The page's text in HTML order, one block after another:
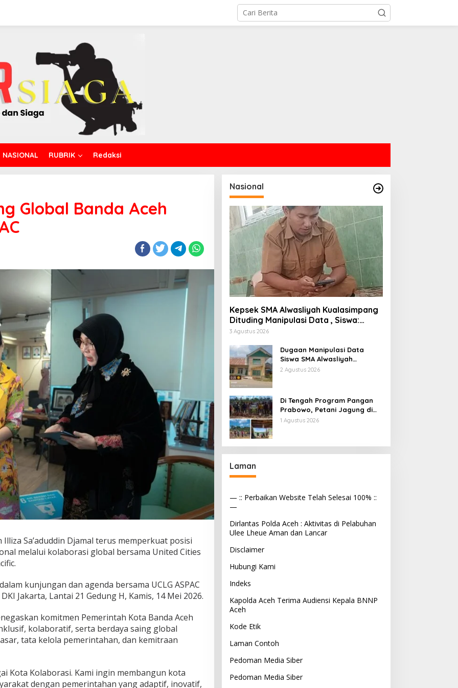
NASIONAL RUBRIK Redaksi
Global Banda Aceh
Illiza Sa’aduddin Djamal terus memperkuat posisi
melalui kolaborasi global bersama United Cities
kunjungan dan agenda bersama UCLG ASPAC
Jakarta, Lantai 21 Gedung H, Kamis, 14 Mei 2026.
komitmen Pemerintah Kota Banda Aceh
kolaboratif, serta berdaya saing global
tata kelola pemerintahan, dan kemitraan
Kota Kolaborasi. Kami ingin membangun kota
dengan pemerintahan yang adaptif, inovatif,
Nasional
Kepsek SMA Alwasliyah Kualasimpang
Dituding Manipulasi Data , Siswa:
Datang Sesuka Hati, Dana MBG
3 Agustus 2026
Dugaan Manipulasi Data
Siswa SMA Alwasliyah
Kualasimpang: Sekolah Nihil
2 Agustus 2026
Di Tengah Program Pangan
Prabowo, Petani Jagung di
Berau Mengaku Diterpa
1 Agustus 2026
Laman
— :: Perbaikan Website Telah Selesai 100% ::
—
Dirlantas Polda Aceh : Aktivitas di Pelabuhan
Ulee Lheue Aman dan Lancar
Disclaimer
Hubungi Kami
Indeks
Kapolda Aceh Terima Audiensi Kepala BNNP
Aceh
Kode Etik
Laman Contoh
Pedoman Media Siber
Pedoman Media Siber